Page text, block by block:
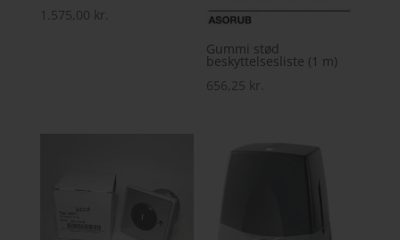
1.575,00 kr.
Gummi stød
beskyttelsesliste (1 m)
656,25 kr.